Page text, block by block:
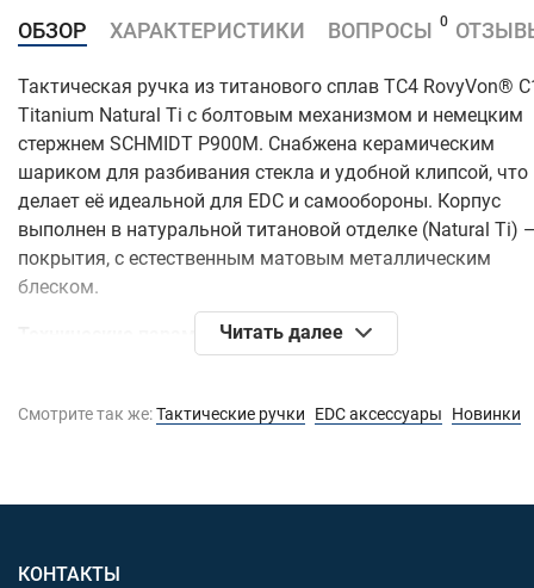
ОБЗОР ХАРАКТЕРИСТИКИ ВОПРОСЫ 0
Тактическая ручка из титанового сплав TC4 RovyVon®
Titanium Natural Ti с болтовым механизмом и немецким
стержнем SCHMIDT P900M. Снабжена керамическим
шариком для разбивания стекла и удобной клипсой, что
делает её идеальной для EDC и самообороны. Корпус
выполнен в натуральной титановой отделке (Natural Ti)
покрытия, с естественным матовым металлическим
блеском.
Технические параметры:
лёгкий, прочный, устойчивый к коррозии);
Керамический наконечник для разбивания стекла в
Читать далее
Смотрите так же:Тактические ручки EDC аксессуары Новинки
КОНТАКТЫ